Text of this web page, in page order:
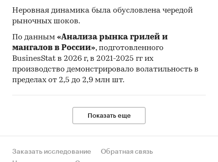
Неровная динамика была обусловлена чередой
рыночных шоков.
По данным «Анализа рынка грилей и
мангалов в России», подготовленного
BusinesStat в 2026 г, в 2021-2025 гг их
производство демонстрировало волатильность в
пределах от 2,5 до 2,9 млн шт.
Показать еще
Заказать исследование
Обратная связь